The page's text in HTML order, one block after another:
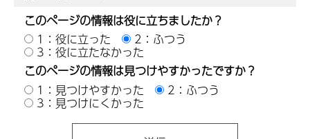
このページの情報は役に立ちましたか？
1：役に立った
2：ふつう
3：役に立たなかった
このページの情報は見つけやすかったですか？
1：見つけやすかった
2：ふつう
3：見つけにくかった